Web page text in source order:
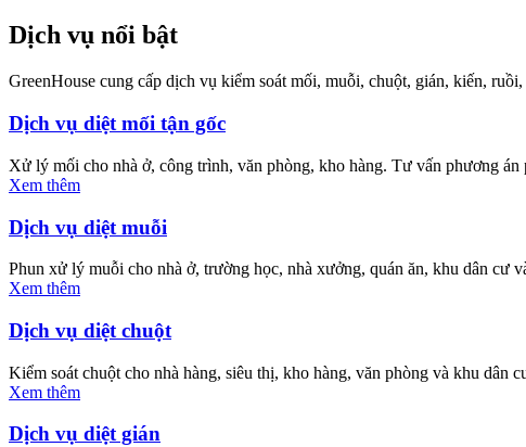
Dịch vụ nổi bật
GreenHouse cung cấp dịch vụ kiểm soát mối, muỗi, chuột, gián, kiến,
Dịch vụ diệt mối tận gốc
Xử lý mối cho nhà ở, công trình, văn phòng, kho hàng. Tư vấn phương án
Xem thêm
Dịch vụ diệt muỗi
Phun xử lý muỗi cho nhà ở, trường học, nhà xưởng, quán ăn, khu dân cư
Xem thêm
Dịch vụ diệt chuột
Kiểm soát chuột cho nhà hàng, siêu thị, kho hàng, văn phòng và khu dân
Xem thêm
Dịch vụ diệt gián